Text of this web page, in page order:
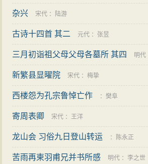
杂兴 宋代 ： 陆游
古诗十四首 其二 元代 ： 张昱
三月初诣祖父母父母各墓所 其四 明代
新繁县显曜院 宋代 ：梅挚
西楼怨为孔宗鲁悼亡作 ：樊阜
寄周表卿 宋代 ：王洋
龙山会 习俗九日登山转运 ： 陈永正
苦雨再柬羽甫兄并书所感 明代 ：李之世